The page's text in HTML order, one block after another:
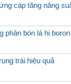
cáp tăng năng
phân bón lá hi
trái hiệu quả